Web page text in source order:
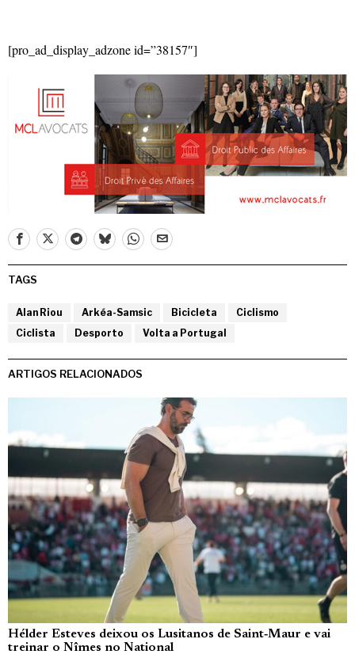
[pro_ad_display_adzone id=”38157″]
TAGS
Alan Riou Arkéa-Samsic Bicicleta
Ciclismo
Ciclista
Desporto Volta a Portugal
ARTIGOS RELACIONADOS
Hélder Esteves deixou os Lusitanos de Saint‑Maur e vai
treinar o Nîmes no National